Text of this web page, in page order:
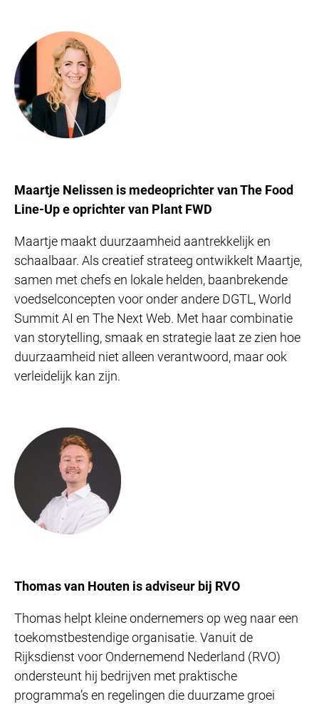
Maartje Nelissen is medeoprichter van The Food
Line-Up e oprichter van Plant FWD
Maartje maakt duurzaamheid aantrekkelijk en
schaalbaar. Als creatief strateeg ontwikkelt Maartje,
samen met chefs en lokale helden, baanbrekende
voedselconcepten voor onder andere DGTL, World
Summit AI en The Next Web. Met haar combinatie
van storytelling, smaak en strategie laat ze zien hoe
duurzaamheid niet alleen verantwoord, maar ook
verleidelijk kan zijn.
Thomas van Houten is adviseur bij RVO
Thomas helpt kleine ondernemers op weg naar een
toekomstbestendige organisatie. Vanuit de
Rijksdienst voor Ondernemend Nederland (RVO)
ondersteunt hij bedrijven met praktische
programma’s en regelingen die duurzame groei